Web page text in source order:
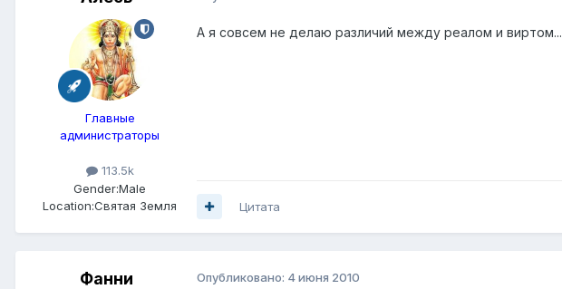
Главные
администраторы
113.5k
Gender:Male
Location:Святая Земля
А я совсем не делаю различий между реалом и виртом...
Цитата
Фанни Опубликовано: 4 июня 2010